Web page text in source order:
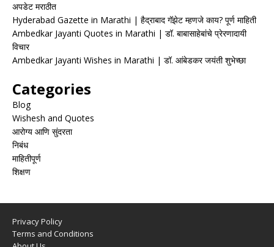
अपडेट मराठीत
Hyderabad Gazette in Marathi | हैद्राबाद गॅझेट म्हणजे काय? पूर्ण माहिती
Ambedkar Jayanti Quotes in Marathi | डॉ. बाबासाहेबांचे प्रेरणादायी
विचार
Ambedkar Jayanti Wishes in Marathi | डॉ. आंबेडकर जयंती शुभेच्छा
Categories
Blog
Wishesh and Quotes
आरोग्य आणि सुंदरता
निबंध
माहितीपूर्ण
शिक्षण
Privacy Policy
Terms and Conditions